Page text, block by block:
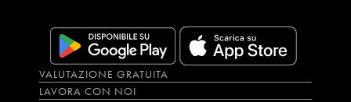
VALUTAZIONE GRATUITA
LAVORA CON NOI